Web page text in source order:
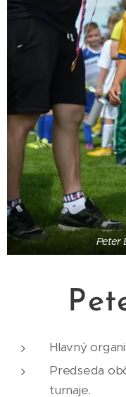
Peter
Hlavný
Predseda
turnaje.